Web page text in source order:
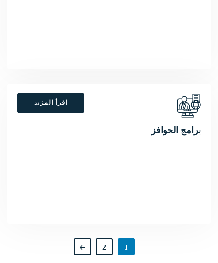
اقرأ المزيد
برامج الحوافز
1
2